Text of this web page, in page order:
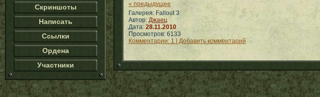
Скриншоты
Написать
Ссылки
Ордена
Участники
« предыдущее
Галерея: Fallout 3
Автор: Джаец
Дата: 28.11.2010
Просмотров: 6133
Комментарии: 1 | Добавить комментарий